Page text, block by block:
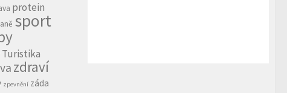
protein
sport
Turistika
zdraví
zpevnění záda